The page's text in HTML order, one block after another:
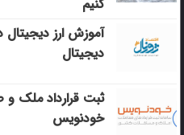
کنیم
آموزش ارز دیجیتال
دیجیتال
ثبت قرارداد ملک و
خودنویس